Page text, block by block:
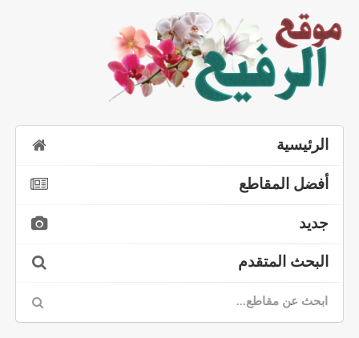
الرئيسية
أفضل المقاطع
جديد
البحث المتقدم